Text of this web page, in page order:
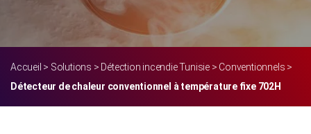
Accueil > Solutions > Détection incendie Tunisie> Conventionnels >
Détecteur de chaleur conventionnel à température fixe 702H